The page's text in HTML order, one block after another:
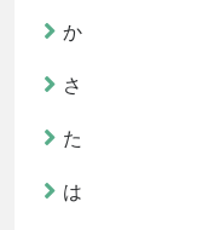
か
さ
た
は